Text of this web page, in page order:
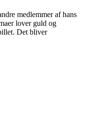
medlemmer af hans
lover guld og
Det bliver